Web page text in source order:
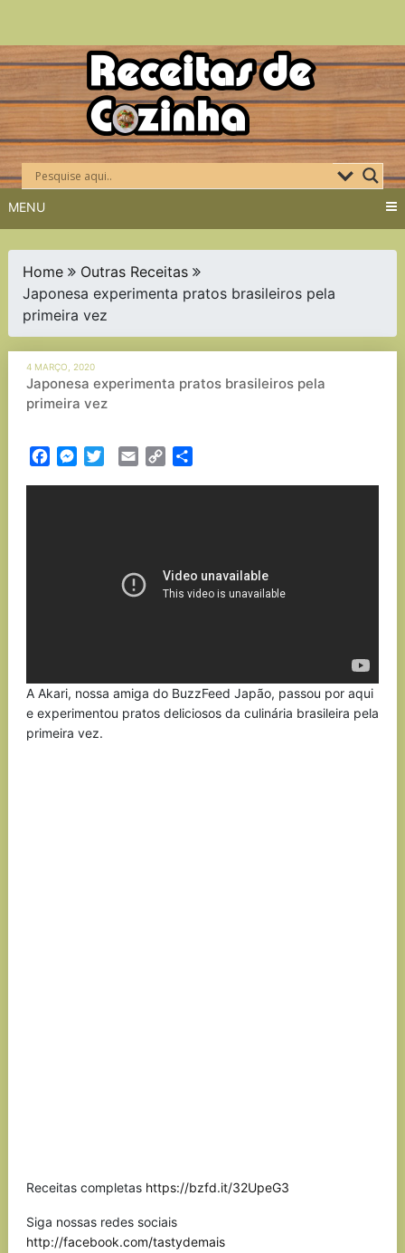
Skip
to
content
MENU
Home
Outras Receitas
Japonesa experimenta pratos brasileiros pela
primeira vez
4 MARÇO, 2020
Japonesa experimenta pratos brasileiros pela
primeira vez
FacebookMessenger
TwitterEmail Copy
A Akari, nossa amiga do BuzzFeed Japão, passou por aqui
e experimentou pratos deliciosos da culinária brasileira pela
primeira vez.
Receitas completas https://bzfd.it/32UpeG3
Siga nossas redes sociais
http://facebook.com/tastydemais